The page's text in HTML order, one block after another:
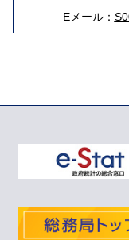
Eメール：